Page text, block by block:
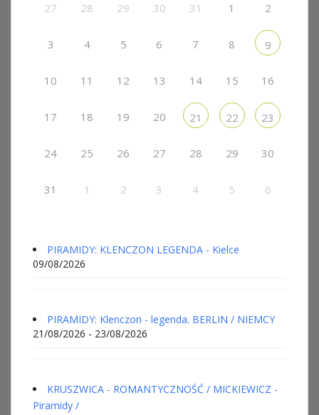
27 28 29 30 31 1 2
3 4 5 6 7 8 9
10 11 12 13 14 15 16
17 18 19 20 21 22 23
24 25 26 27 28 29 30
31 1 2 3 4 5 6
PIRAMIDY: KLENCZON LEGENDA - Kielce
09/08/2026
PIRAMIDY: Klenczon - legenda. BERLIN / NIEMCY
21/08/2026 - 23/08/2026
KRUSZWICA - ROMANTYCZNOŚĆ / MICKIEWICZ -
Piramidy /